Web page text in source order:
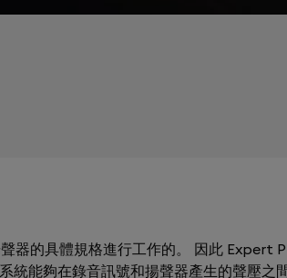
的具體規格進行工作的。 因此 Expert
能夠在錄音訊號和揚聲器產生的聲壓之